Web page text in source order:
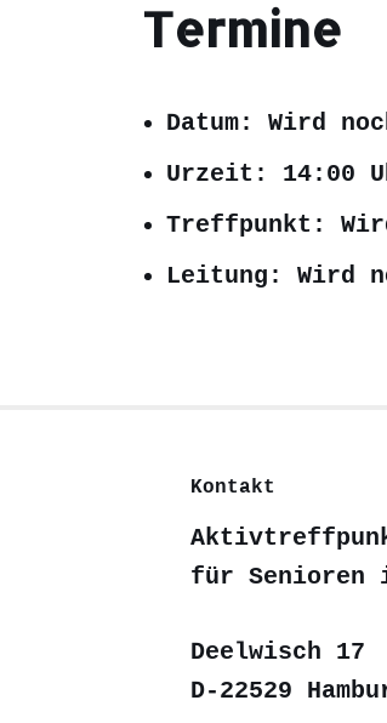
Termine
Datum: Wird
Urzeit: 14:00
Treffpunkt:
Leitung: Wird
Kontakt
für Senioren
Deelwisch 17
D-22529